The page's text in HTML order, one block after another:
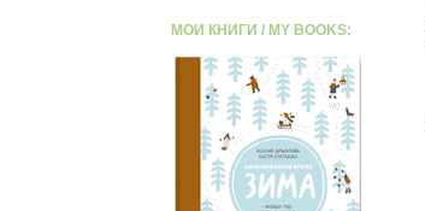
МОИ КНИГИ / MY BOOKS: